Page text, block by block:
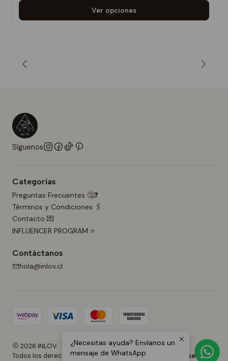
Ver opciones
Síguenos
Categorías
Preguntas Frecuentes 🤔❓
Términos y Condiciones 🖇️
Contacto 💌
INFLUENCER PROGRAM ⭐
Contáctanos
hola@inlov.cl
2026 INLOV.
Todos los derechos reservados.Desarrollado por Jumpseller.
¿Necesitas ayuda? Envíanos un
mensaje de WhatsApp